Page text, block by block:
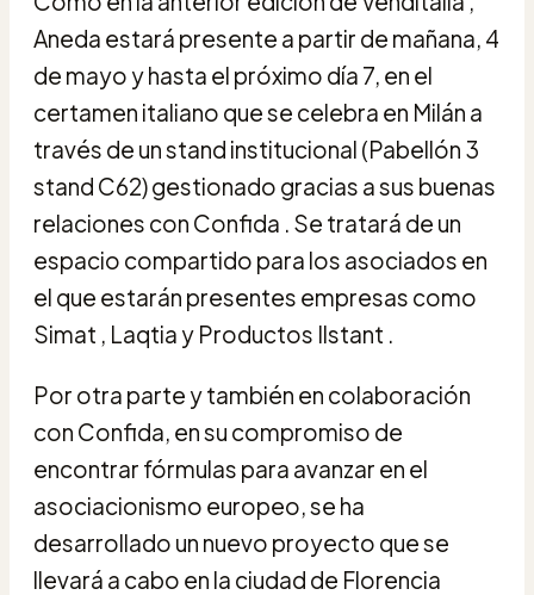
Aneda estará presente a partir de mañana, 4
de mayo y hasta el próximo día 7, en el
certamen italiano que se celebra en Milán a
través de un stand institucional (Pabellón 3
stand C62) gestionado gracias a sus buenas
relaciones con Confida . Se tratará de un
espacio compartido para los asociados en
el que estarán presentes empresas como
Simat , Laqtia y Productos Ilstant .
Por otra parte y también en colaboración
con Confida, en su compromiso de
encontrar fórmulas para avanzar en el
asociacionismo europeo, se ha
desarrollado un nuevo proyecto que se
llevará a cabo en la ciudad de Florencia